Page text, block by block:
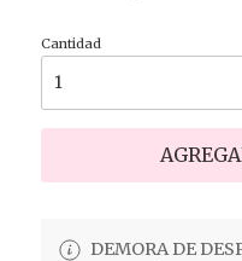
Cantidad
DEMORA DE